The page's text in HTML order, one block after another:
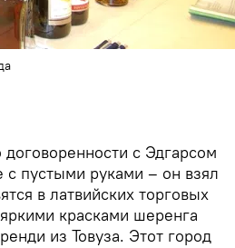
с Эдгарсом
с пустыми руками – он взял
в латвийских торговых
красками шеренга
из Товуза. Этот город